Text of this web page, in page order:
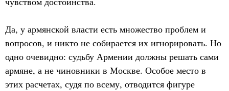
Да, у армянской власти есть множество проблем и
вопросов, и никто не собирается их игнорировать. Но
одно очевидно: судьбу Армении должны решать сами
армяне, а не чиновники в Москве. Особое место в
этих расчетах, судя по всему, отводится фигуре